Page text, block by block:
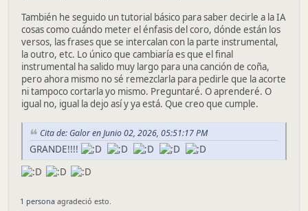
También he seguido un tutorial básico para saber decirle a la IA
cosas como cuándo meter el énfasis del coro, dónde están los
versos, las frases que se intercalan con la parte instrumental,
la outro, etc. Lo único que cambiaría es que el final
instrumental ha salido muy largo para una canción de coña,
pero ahora mismo no sé remezclarla para pedirle que la acorte
ni tampoco cortarla yo mismo. Preguntaré. O aprenderé. O
igual no, igual la dejo así y ya está. Que creo que cumple.
Cita de: Galor en Junio 02, 2026, 05:51:17 PM
GRANDE!!!!
1 persona agradeció esto.